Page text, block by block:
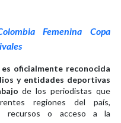
Femenina Copa
oficialmente reconocida
y entidades deportivas
de los periodistas que
regiones del país,
recursos o acceso a la